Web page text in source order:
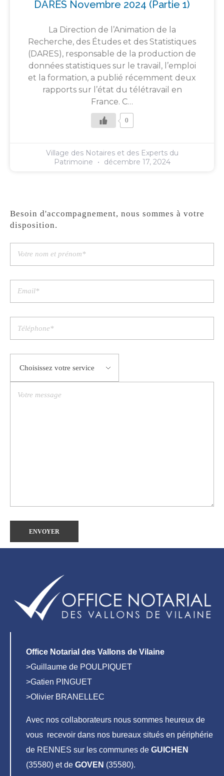
DARES Novembre 2024 (partie 1)
La Direction de l’Animation de la
Recherche, des Études et des Statistiques
(DARES), responsable de la production de
données statistiques sur le travail, l’emploi
et la formation, a publié récemment deux
rapports sur l’état du télétravail en
France. C…
0
Village des Notaires et des Experts du
Patrimoine
décembre 17, 2024
Besoin d'accompagnement, nous sommes à votre
disposition.
Office Notarial des Vallons de Vilaine
>Guillaume de POULPIQUET
>Gatien PINGUET
>Olivier BRANELLEC
Avec nos collaborateurs nous sommes heureux de
vous recevoir dans nos bureaux situés en périphérie
de RENNES sur les communes de GUICHEN
(35580) et de GOVEN (35580).